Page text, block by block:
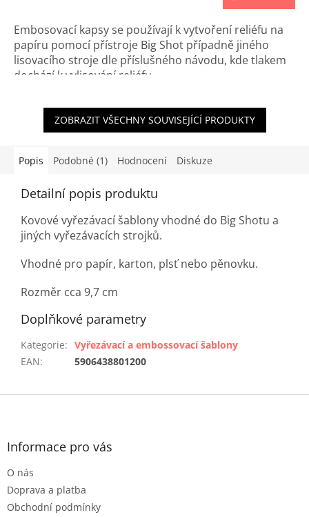
Embosovací kapsy se používají k vytvoření reliéfu na
papíru pomocí přístroje Big Shot případně jiného
lisovacího stroje dle příslušného návodu, kde tlakem
dochází k vylisování reliéfu.
ZOBRAZIT VŠECHNY SOUVISEJÍCÍ PRODUKTY
Popis Podobné (1) Hodnocení Diskuze
Detailní popis produktu
Kovové vyřezávací šablony vhodné do Big Shotu a
jiných vyřezávacích strojků.
Vhodné pro papír, karton, plsť nebo pěnovku.
Rozměr cca 9,7 cm
Doplňkové parametry
Kategorie: Vyřezávací a embossovací šablony
EAN: 5906438801200
Z
Informace pro vás
O nás
Doprava a platba
Obchodní podmínky